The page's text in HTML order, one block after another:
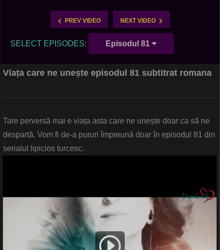
PREV VIDEO NEXT VIDEO
SELECT EPISODES: Episodul 81
Viața care ne unește episodul 81 subtitrat romana
Tare perversă mai e viața asta care ne unește doar ca să ne
despartă. Vom fi de-a pururi împreună doar în episodul 81 din
serialul lipicios turcesc.